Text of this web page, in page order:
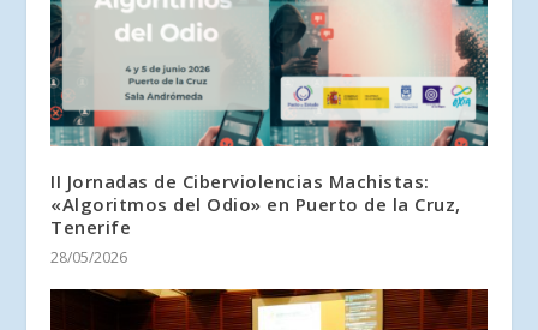
II Jornadas de Ciberviolencias Machistas:
«Algoritmos del Odio» en Puerto de la Cruz,
Tenerife
28/05/2026